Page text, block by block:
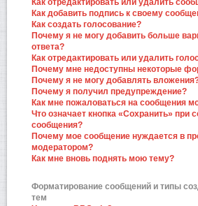
Как добавить подпись к своему
Как создать голосование?
Почему я не могу добавить больше
ответа?
Как отредактировать или удалить
Почему мне недоступны некоторые
Почему я не могу добавлять
Почему я получил предупреждение?
Как мне пожаловаться на сообщения
Что означает кнопка «Сохранить» при
сообщения?
Почему мое сообщение нуждается в
модератором?
Как мне вновь поднять мою тему?
Форматирование сообщений и типы
тем